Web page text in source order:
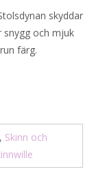
skyddar
snygg och mjuk
färg.
, Skinn och